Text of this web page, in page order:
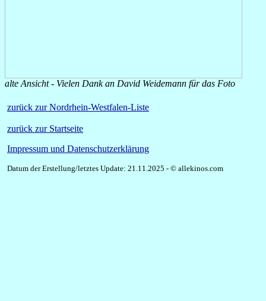
alte Ansicht - Vielen Dank an David Weidemann für das Foto
zurück zur Nordrhein-Westfalen-Liste
zurück zur Startseite
Impressum und Datenschutzerklärung
Datum der Erstellung/letztes Update: 21.11.2025 - © allekinos.com